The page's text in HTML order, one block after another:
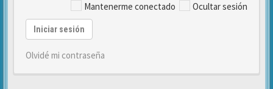
Mantenerme conectado Ocultar sesión
Iniciar sesión
Olvidé mi contraseña